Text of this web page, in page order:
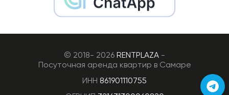
© 2018- 2026 RENTPLAZA -
Посуточная аренда квартир в Самаре
ИНН 861901110755